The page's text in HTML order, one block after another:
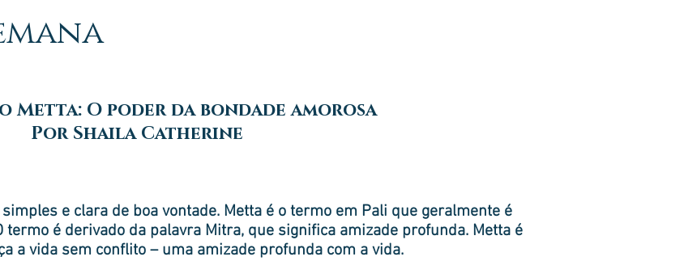
Metta: O poder da bondade amorosa
Por Shaila Catherine
e clara de boa vontade. Metta é o termo em Pali que geralmente é
é derivado da palavra Mitra, que significa amizade profunda. Metta é
a vida sem conflito – uma amizade profunda com a vida.